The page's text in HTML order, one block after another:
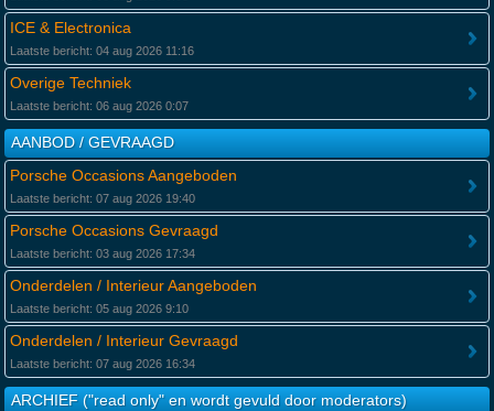
ICE & Electronica
Laatste bericht: 04 aug 2026 11:16
Overige Techniek
Laatste bericht: 06 aug 2026 0:07
AANBOD / GEVRAAGD
Porsche Occasions Aangeboden
Laatste bericht: 07 aug 2026 19:40
Porsche Occasions Gevraagd
Laatste bericht: 03 aug 2026 17:34
Onderdelen / Interieur Aangeboden
Laatste bericht: 05 aug 2026 9:10
Onderdelen / Interieur Gevraagd
Laatste bericht: 07 aug 2026 16:34
ARCHIEF ("read only" en wordt gevuld door moderators)